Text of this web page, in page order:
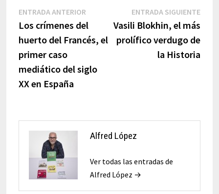
Navegación
de
entradas
ENTRADA ANTERIOREntrada
anterior:
Los crímenes del
huerto del Francés, el
primer caso
mediático del siglo
XX en España
ENTRADA SIGUIENTE
Vasili Blokhin, el más
prolífico verdugo de
la Historia
Alfred López
Ver todas las entradas de
Alfred López →